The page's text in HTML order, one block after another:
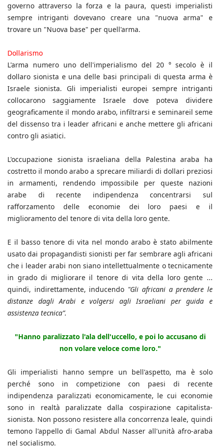
governo attraverso la forza e la paura, questi imperialisti
sempre intriganti dovevano creare una "nuova arma" e
trovare un "Nuova base" per quell'arma.
Dollarismo
L'arma numero uno dell'imperialismo del 20 ° secolo è il
dollaro sionista e una delle basi principali di questa arma è
Israele sionista. Gli imperialisti europei sempre intriganti
collocarono saggiamente Israele dove poteva dividere
geograficamente il mondo arabo, infiltrarsi e seminareil seme
del dissenso tra i leader africani e anche mettere gli africani
contro gli asiatici.
L'occupazione sionista israeliana della Palestina araba ha
costretto il mondo arabo a sprecare miliardi di dollari preziosi
in armamenti, rendendo impossibile per queste nazioni
arabe di recente indipendenza concentrarsi sul
rafforzamento delle economie dei loro paesi e il
miglioramento del tenore di vita della loro gente.
E il basso tenore di vita nel mondo arabo è stato abilmente
usato dai propagandisti sionisti per far sembrare agli africani
che i leader arabi non siano intellettualmente o tecnicamente
in grado di migliorare il tenore di vita della loro gente ...
quindi, indirettamente, inducendo "Gli africani a prendere le
distanze dagli Arabi e volgersi agli Israeliani per guida e
assistenza tecnica”.
"Hanno paralizzato l'ala dell'uccello, e poi lo accusano di
non volare veloce come loro."
Gli imperialisti hanno sempre un bell'aspetto, ma è solo
perché sono in competizione con paesi di recente
indipendenza paralizzati economicamente, le cui economie
sono in realtà paralizzate dalla cospirazione capitalista-
sionista. Non possono resistere alla concorrenza leale, quindi
temono l'appello di Gamal Abdul Nasser all'unità afro-araba
nel socialismo.